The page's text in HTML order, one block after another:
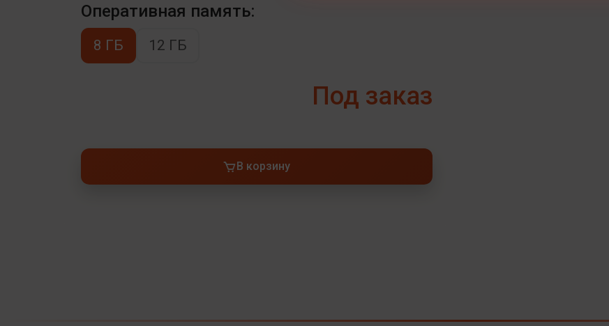
Оперативная память:
8 ГБ 12 ГБ
Под заказ
В корзину